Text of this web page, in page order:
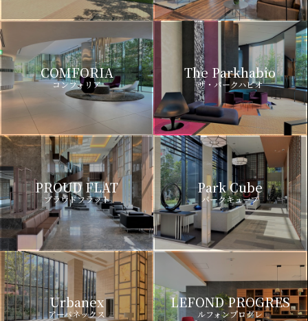
COMFORIA
コンフォリア
The Parkhabio
ザ・パークハビオ
PROUD FLAT
プラウドフラット
Park Cube
パークキューブ
Urbanex
アーバネックス
LEFOND PROGRES
ルフォンプログレ